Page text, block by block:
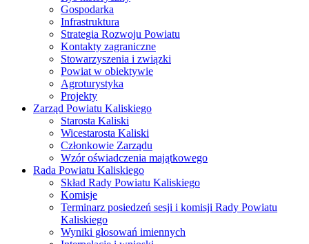
Gospodarka
Infrastruktura
Strategia Rozwoju Powiatu
Kontakty zagraniczne
Stowarzyszenia i związki
Powiat w obiektywie
Agroturystyka
Projekty
Zarząd Powiatu Kaliskiego
Starosta Kaliski
Wicestarosta Kaliski
Członkowie Zarządu
Wzór oświadczenia majątkowego
Rada Powiatu Kaliskiego
Skład Rady Powiatu Kaliskiego
Komisje
Terminarz posiedzeń sesji i komisji Rady Powiatu
Kaliskiego
Wyniki głosowań imiennych